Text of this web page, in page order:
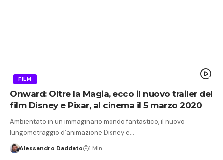
FILM
Onward: Oltre la Magia, ecco il nuovo trailer del
film Disney e Pixar, al cinema il 5 marzo 2020
Ambientato in un immaginario mondo fantastico, il nuovo
lungometraggio d’animazione Disney e…
Alessandro Daddato 1 Min